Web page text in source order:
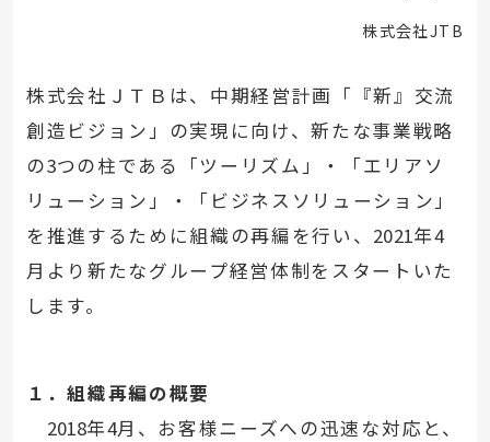
株式会社JTB
株式会社ＪＴＢは、中期経営計画「『新』交流
創造ビジョン」の実現に向け、新たな事業戦略
の3つの柱である「ツーリズム」・「エリアソ
リューション」・「ビジネスソリューション」
を推進するために組織の再編を行い、 2021年4
月より新たなグループ経営体制をスタートいた
します。
１．組織再編の概要
2018年4月、お客様ニーズへの迅速な対応と、